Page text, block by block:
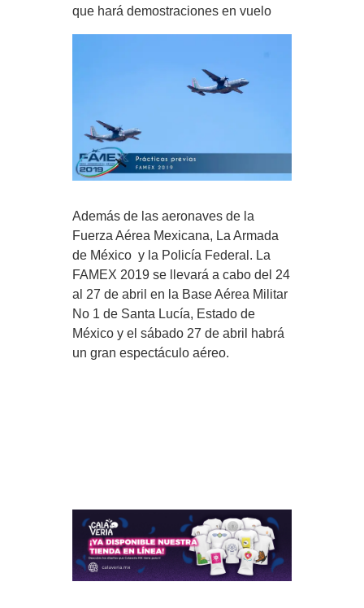
que hará demostraciones en vuelo
Además de las aeronaves de la
Fuerza Aérea Mexicana, La Armada
de México y la Policía Federal. La
FAMEX 2019 se llevará a cabo del 24
al 27 de abril en la Base Aérea Militar
No 1 de Santa Lucía, Estado de
México y el sábado 27 de abril habrá
un gran espectáculo aéreo.